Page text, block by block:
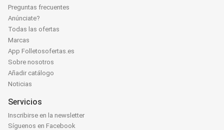
Preguntas frecuentes
Anúnciate?
Todas las ofertas
Marcas
App Folletosofertas.es
Sobre nosotros
Añadir catálogo
Noticias
Servicios
Inscribirse en la newsletter
Síguenos en Facebook